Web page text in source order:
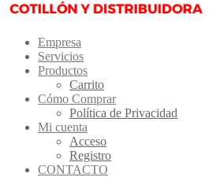
Empresa
Servicios
Productos
Carrito
Cómo Comprar
Política de Privacidad
Mi cuenta
Acceso
Registro
CONTACTO